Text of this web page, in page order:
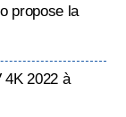
propose la
4K 2022 à